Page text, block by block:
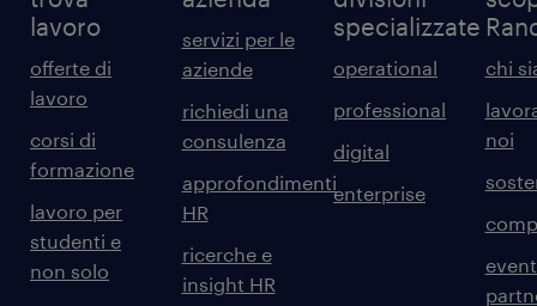
lavoro
offerte di
lavoro
corsi di
formazione
lavoro per
studenti e
non solo
servizi per le
aziende
richiedi una
consulenza
approfondimenti
HR
ricerche e
insight HR
specializzate
operational
professional
digital
enterprise
chi
noi